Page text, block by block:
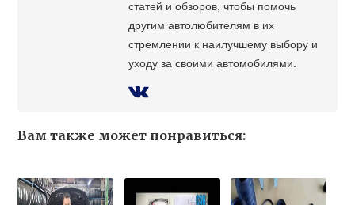
статей и обзоров, чтобы помочь
другим автолюбителям в их
стремлении к наилучшему выбору и
уходу за своими автомобилями.
Вам также может понравиться: